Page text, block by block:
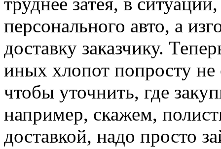
персонального авто, а
доставку заказчику.
иных хлопот попросту не
чтобы уточнить, где
например, скажем,
доставкой, надо просто